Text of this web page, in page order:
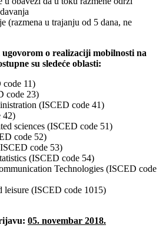
(razmena u trajanju od 5 dana, ne
o realizaciji mobilnosti na
su sledeće oblasti:
11)
code 23)
(ISCED code 41)
42)
sciences (ISCED code 51)
code 52)
code 53)
(ISCED code 54)
Technologies (ISCED code
leisure (ISCED code 1015)
05. novembar 2018.